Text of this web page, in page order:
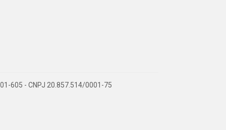
605 - CNPJ 20.857.514/0001-75